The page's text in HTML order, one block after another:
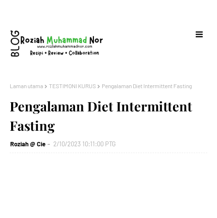
Laman utama TESTIMONI KURUS Pengalaman Diet Intermittent Fasting
Pengalaman Diet Intermittent
Fasting
Roziah @ Cie 2/10/2023 10:11:00 PTG